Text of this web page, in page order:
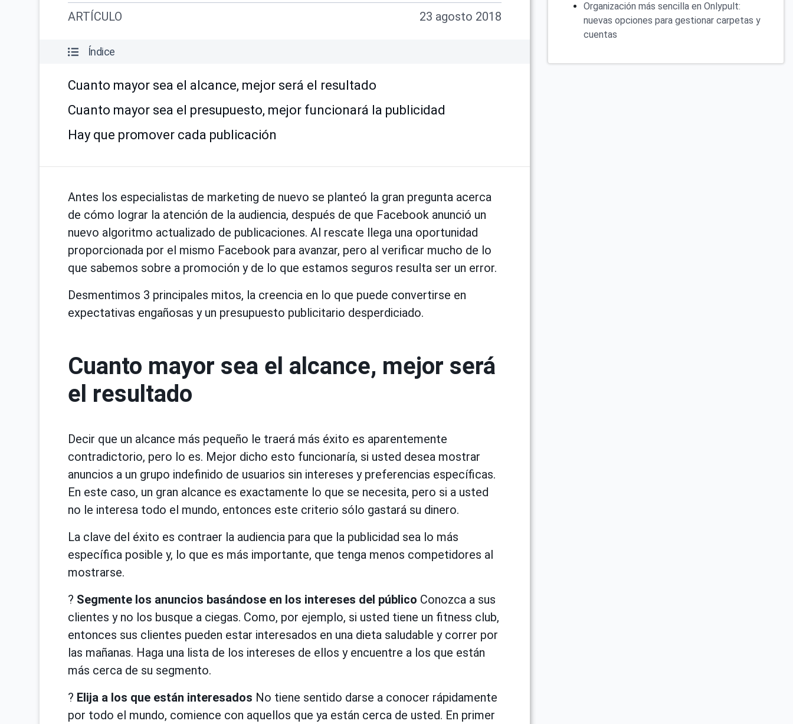
ARTÍCULO 23 agosto 2018
Índice
Cuanto mayor sea el alcance, mejor será el resultado
Cuanto mayor sea el presupuesto, mejor funcionará la publicidad
Hay que promover cada publicación
Antes los especialistas de marketing de nuevo se planteó la gran pregunta acerca
de cómo lograr la atención de la audiencia, después de que Facebook anunció un
nuevo algoritmo actualizado de publicaciones. Al rescate llega una oportunidad
proporcionada por el mismo Facebook para avanzar, pero al verificar mucho de lo
que sabemos sobre a promoción y de lo que estamos seguros resulta ser un error.
Desmentimos 3 principales mitos, la creencia en lo que puede convertirse en
expectativas engañosas y un presupuesto publicitario desperdiciado.
Cuanto mayor sea el alcance, mejor será
el resultado
Decir que un alcance más pequeño le traerá más éxito es aparentemente
contradictorio, pero lo es. Mejor dicho esto funcionaría, si usted desea mostrar
anuncios a un grupo indefinido de usuarios sin intereses y preferencias específicas.
En este caso, un gran alcance es exactamente lo que se necesita, pero si a usted
no le interesa todo el mundo, entonces este criterio sólo gastará su dinero.
La clave del éxito es contraer la audiencia para que la publicidad sea lo más
específica posible y, lo que es más importante, que tenga menos competidores al
mostrarse.
? Segmente los anuncios basándose en los intereses del público Conozca a sus
clientes y no los busque a ciegas. Como, por ejemplo, si usted tiene un fitness club,
entonces sus clientes pueden estar interesados en una dieta saludable y correr por
las mañanas. Haga una lista de los intereses de ellos y encuentre a los que están
más cerca de su segmento.
? Elija a los que están interesados No tiene sentido darse a conocer rápidamente
por todo el mundo, comience con aquellos que ya están cerca de usted. En primer
Organización más sencilla en Onlypult:
nuevas opciones para gestionar carpetas y
cuentas